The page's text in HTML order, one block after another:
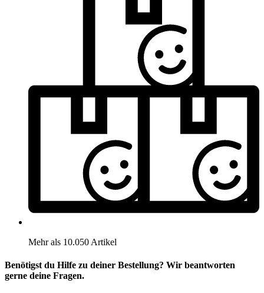
Mehr als 10.050 Artikel
Benötigst du Hilfe zu deiner Bestellung? Wir beantworten
gerne deine Fragen.